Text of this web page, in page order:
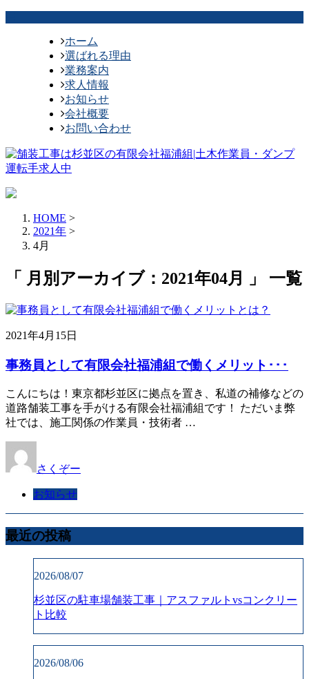
ホーム
選ばれる理由
業務案内
求人情報
お知らせ
会社概要
お問い合わせ
HOME >
2021年 >
4月
「 月別アーカイブ：2021年04月 」 一覧
2021年4月15日
事務員として有限会社福浦組で働くメリット･･･
こんにちは！東京都杉並区に拠点を置き、私道の補修などの
道路舗装工事を手がける有限会社福浦組です！ ただいま弊
社では、施工関係の作業員・技術者 …
さくぞー
お知らせ
最近の投稿
2026/08/07
杉並区の駐車場舗装工事｜アスファルトvsコンクリー
ト比較
2026/08/06